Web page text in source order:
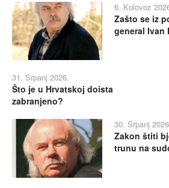
6. Kolovoz
Zašto se iz
general Ivan
31. Srpanj 2026.
Što je u Hrvatskoj doista
zabranjeno?
30. Srpanj
Zakon štiti
trunu na